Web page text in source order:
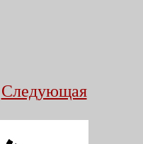
Следующая